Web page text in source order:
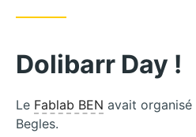
Dolibarr Day !
Le Fablab BEN avait
Begles.